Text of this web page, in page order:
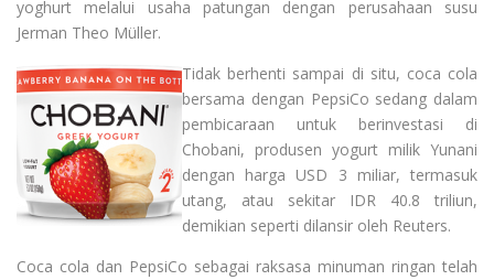
yoghurt melalui usaha patungan dengan perusahaan susu
Jerman Theo Müller.
Tidak berhenti sampai di situ, coca cola
bersama dengan PepsiCo sedang dalam
pembicaraan untuk berinvestasi di
Chobani, produsen yogurt milik Yunani
dengan harga USD 3 miliar, termasuk
utang, atau sekitar IDR 40.8 triliun,
demikian seperti dilansir oleh Reuters.
Coca cola dan PepsiCo sebagai raksasa minuman ringan telah